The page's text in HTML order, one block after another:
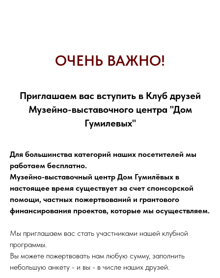
ОЧЕНЬ ВАЖНО!
Приглашаем вас вступить в Клуб друзей
Музейно-выставочного центра "Дом
Гумилевых"
Для большинства категорий наших посетителей мы
работаем бесплатно.
Музейно-выставочный центр Дом Гумилёвых в
настоящее время существует за счет спонсорской
помощи, частных пожертвований и грантового
финансирования проектов, которые мы осуществляем.
Мы приглашаем вас стать участниками нашей клубной
программы.
Вы можете пожертвовать нам любую сумму, заполнить
небольшую анкету - и вы - в числе наших друзей.